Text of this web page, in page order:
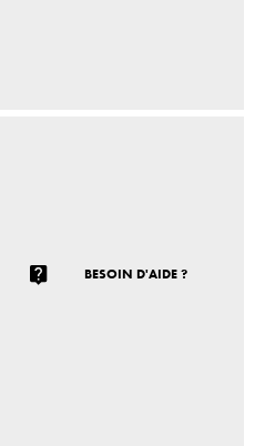
BESOIN D'AIDE ?